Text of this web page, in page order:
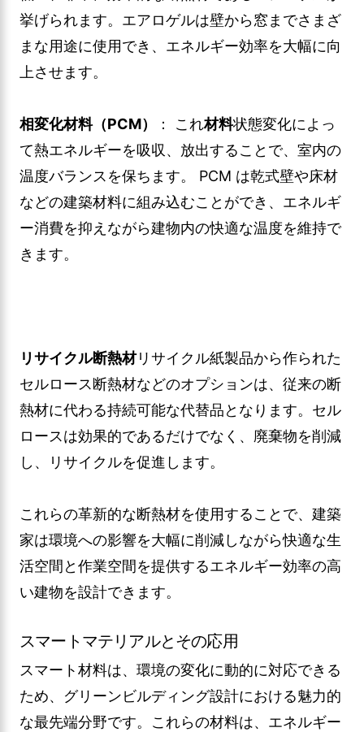
挙げられます。エアロゲルは壁から窓までさまざ
まな用途に使用でき、エネルギー効率を大幅に向
上させます。
相変化材料（PCM） ： これ材料状態変化によっ
て熱エネルギーを吸収、放出することで、室内の
温度バランスを保ちます。 PCM は乾式壁や床材
などの建築材料に組み込むことができ、エネルギ
ー消費を抑えながら建物内の快適な温度を維持で
きます。
リサイクル断熱材リサイクル紙製品から作られた
セルロース断熱材などのオプションは、従来の断
熱材に代わる持続可能な代替品となります。セル
ロースは効果的であるだけでなく、廃棄物を削減
し、リサイクルを促進します。
これらの革新的な断熱材を使用することで、建築
家は環境への影響を大幅に削減しながら快適な生
活空間と作業空間を提供するエネルギー効率の高
い建物を設計できます。
スマートマテリアルとその応用
スマート材料は、環境の変化に動的に対応できる
ため、グリーンビルディング設計における魅力的
な最先端分野です。これらの材料は、エネルギー